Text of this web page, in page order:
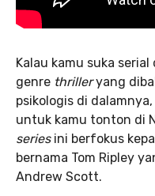
Kalau kamu suka
genre thrilleryang
psikologis di dalamnya,
untuk kamu tonton di
seriesini berfokus
bernama Tom Ripley
Andrew Scott.